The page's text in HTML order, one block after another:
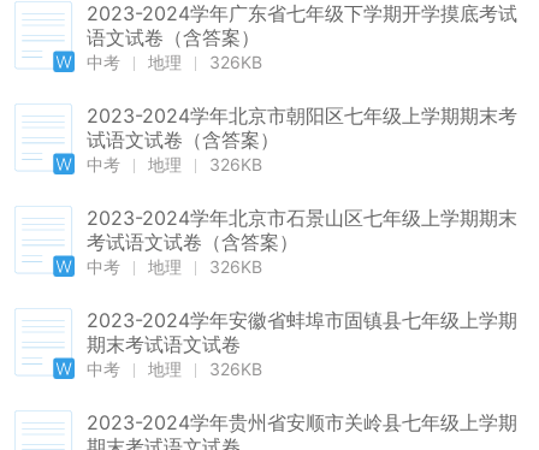
2023-2024学年广东省七年级下学期开学摸底考试
语文试卷（含答案）
中考 地理 326KB
2023-2024学年北京市朝阳区七年级上学期期末考
试语文试卷（含答案）
中考 地理 326KB
2023-2024学年北京市石景山区七年级上学期期末
考试语文试卷（含答案）
中考 地理 326KB
2023-2024学年安徽省蚌埠市固镇县七年级上学期
期末考试语文试卷
中考 地理 326KB
2023-2024学年贵州省安顺市关岭县七年级上学期